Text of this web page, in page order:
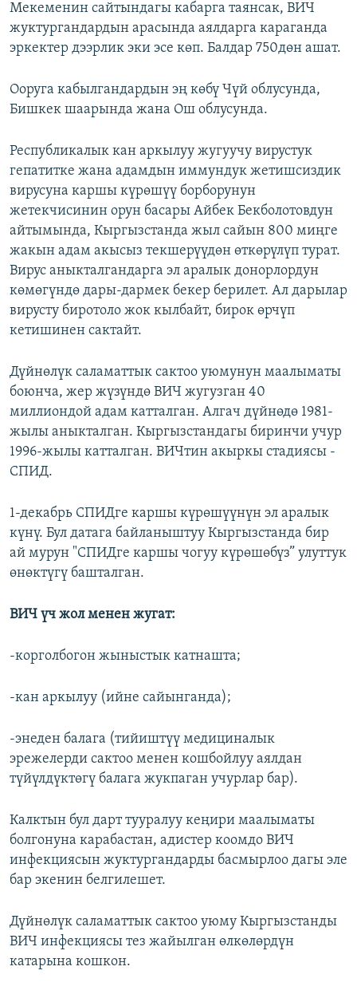
Мекеменин сайтындагы кабарга таянсак, ВИЧ
жуктургандардын арасында аялдарга караганда
эркектер дээрлик эки эсе көп. Балдар 750дөн ашат.
Ооруга кабылгандардын эң көбү Чүй облусунда,
Бишкек шаарында жана Ош облусунда.
Республикалык кан аркылуу жугуучу вирустук
гепатитке жана адамдын иммундук жетишсиздик
вирусуна каршы күрөшүү борборунун
жетекчисинин орун басары Айбек Бекболотовдун
айтымында, Кыргызстанда жыл сайын 800 миңге
жакын адам акысыз текшерүүдөн өткөрүлүп турат.
Вирус аныкталгандарга эл аралык донорлордун
көмөгүндө дары-дармек бекер берилет. Ал дарылар
вирусту биротоло жок кылбайт, бирок өрчүп
кетишинен сактайт.
Дүйнөлүк саламаттык сактоо уюмунун маалыматы
боюнча, жер жүзүндө ВИЧ жугузган 40
миллиондой адам катталган. Алгач дүйнөдө 1981-
жылы аныкталган. Кыргызстандагы биринчи учур
1996-жылы катталган. ВИЧтин акыркы стадиясы -
СПИД.
1-декабрь СПИДге каршы күрөшүүнүн эл аралык
күнү. Бул датага байланыштуу Кыргызстанда бир
ай мурун "СПИДге каршы чогуу күрөшөбүз” улуттук
өнөктүгү башталган.
ВИЧ үч жол менен жугат:
-корголбогон жыныстык катнашта;
-кан аркылуу (ийне сайынганда);
-энеден балага (тийиштүү медициналык
эрежелерди сактоо менен кошбойлуу аялдан
түйүлдүктөгү балага жукпаган учурлар бар).
Калктын бул дарт тууралуу кеңири маалыматы
болгонуна карабастан, адистер коомдо ВИЧ
инфекциясын жуктургандарды басмырлоо дагы эле
бар экенин белгилешет.
Дүйнөлүк саламаттык сактоо уюму Кыргызстанды
ВИЧ инфекциясы тез жайылган өлкөлөрдүн
катарына кошкон.